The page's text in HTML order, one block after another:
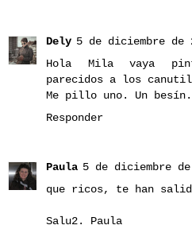
Dely 5 de diciembre de
Hola Mila vaya
parecidos a los
Me pillo uno. Un besín.
Responder
Paula 5 de diciembre
que ricos, te han
Salu2. Paula